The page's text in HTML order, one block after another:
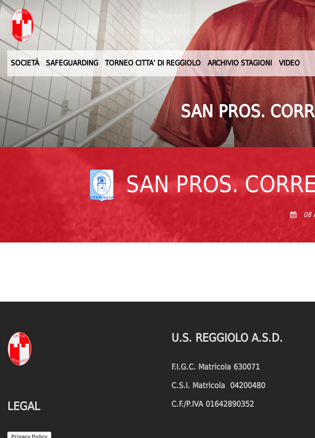
SOCIETÀ SAFEGUARDING TORNEO CITTA’ DI REGGIOLO ARCHIVIO STAGIONI VIDEO
SAN PROS.
SAN PROS.
08
LEGAL
Privacy Policy
U.S. REGGIOLO A.S.D.
F.I.G.C. Matricola 630071
C.S.I. Matricola 04200480
C.F./P.IVA 01642890352